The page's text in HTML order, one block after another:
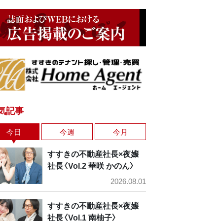
記事
今日 今週 今月
すすきの不動産社長×夜嬢
社長〈Vol.2 華咲 かのん〉
2026.08.01
すすきの不動産社長×夜嬢
社長〈Vol.1 南柚子〉